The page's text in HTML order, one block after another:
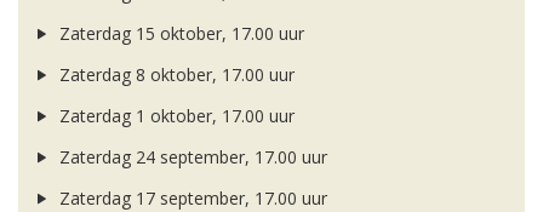
Zaterdag 15 oktober, 17.00 uur
Zaterdag 8 oktober, 17.00 uur
Zaterdag 1 oktober, 17.00 uur
Zaterdag 24 september, 17.00 uur
Zaterdag 17 september, 17.00 uur